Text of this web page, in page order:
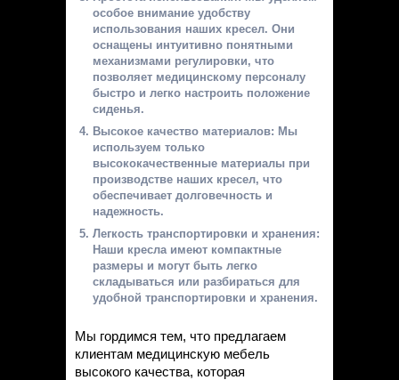
особое внимание удобству
использования наших кресел. Они
оснащены интуитивно понятными
механизмами регулировки, что
позволяет медицинскому персоналу
быстро и легко настроить положение
сиденья.
Высокое качество материалов: Мы
используем только
высококачественные материалы при
производстве наших кресел, что
обеспечивает долговечность и
надежность.
Легкость транспортировки и хранения:
Наши кресла имеют компактные
размеры и могут быть легко
складываться или разбираться для
удобной транспортировки и хранения.
Мы гордимся тем, что предлагаем
клиентам медицинскую мебель
высокого качества, которая